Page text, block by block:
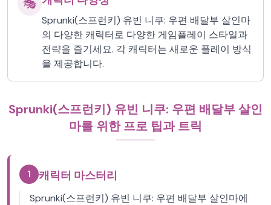
🎭
Sprunki(스프런키) 유빈 니쿠: 우편 배달부 살인마
의 다양한 캐릭터로 다양한 게임플레이 스타일과
전략을 즐기세요. 각 캐릭터는 새로운 플레이 방식
을 제공합니다.
Sprunki(스프런키) 유빈 니쿠: 우편 배달부 살인
마를 위한 프로 팁과 트릭
1 캐릭터 마스터리
Sprunki(스프런키) 유빈 니쿠: 우편 배달부 살인마에